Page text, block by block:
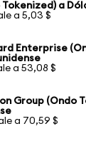
Tokenized) a
a 5,03 $
Enterprise
a 53,08 $
Group (Ondo
a 70,59 $